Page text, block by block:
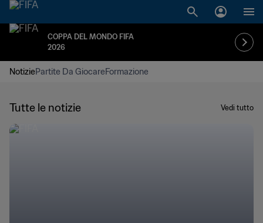
COPPA DEL MONDO FIFA
2026
NotiziePartite Da GiocareFormazione
Tutte le notizie Vedi tutto